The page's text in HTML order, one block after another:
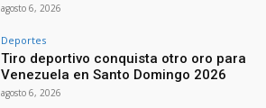
agosto 6, 2026
Deportes
Tiro deportivo conquista otro oro para
Venezuela en Santo Domingo 2026
agosto 6, 2026